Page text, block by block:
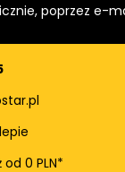
poprzez e-
0 PLN*